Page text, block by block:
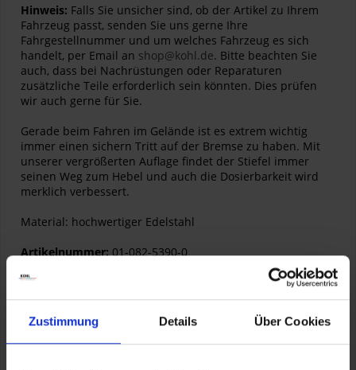
Zustimmung Details Über Cookies
Hinweis: Falls Sie unsicher sind, ob der Artikel zu Ihrem
Fahrzeug passt, senden Sie uns gerne Ihre
Fahrgestellnummer und um welches Fahrzeug es sich
handelt, per Email an shop@kohl.de. Bitte beachten Sie
auch, dass bei Nachrüstungen oder Reparaturen
zusätzliche Teile erforderlich sein könnten. Dies prüfen
wir auch gerne für Sie.
Gerade beim Fahren im Gelände ist es extrem wichtig
immer einen sichern Tritt auf der Bremse zu haben. Mit
unserer vergrößerten Auflage findet der Stiefel immer
seinen Weg zum Hebel und auch die Dosierbarkeit wird
merklich verbessert.
Material: hochwertiger Edelstahl
Artikelnummer:01-082-5390-0
F850GS,F750GS